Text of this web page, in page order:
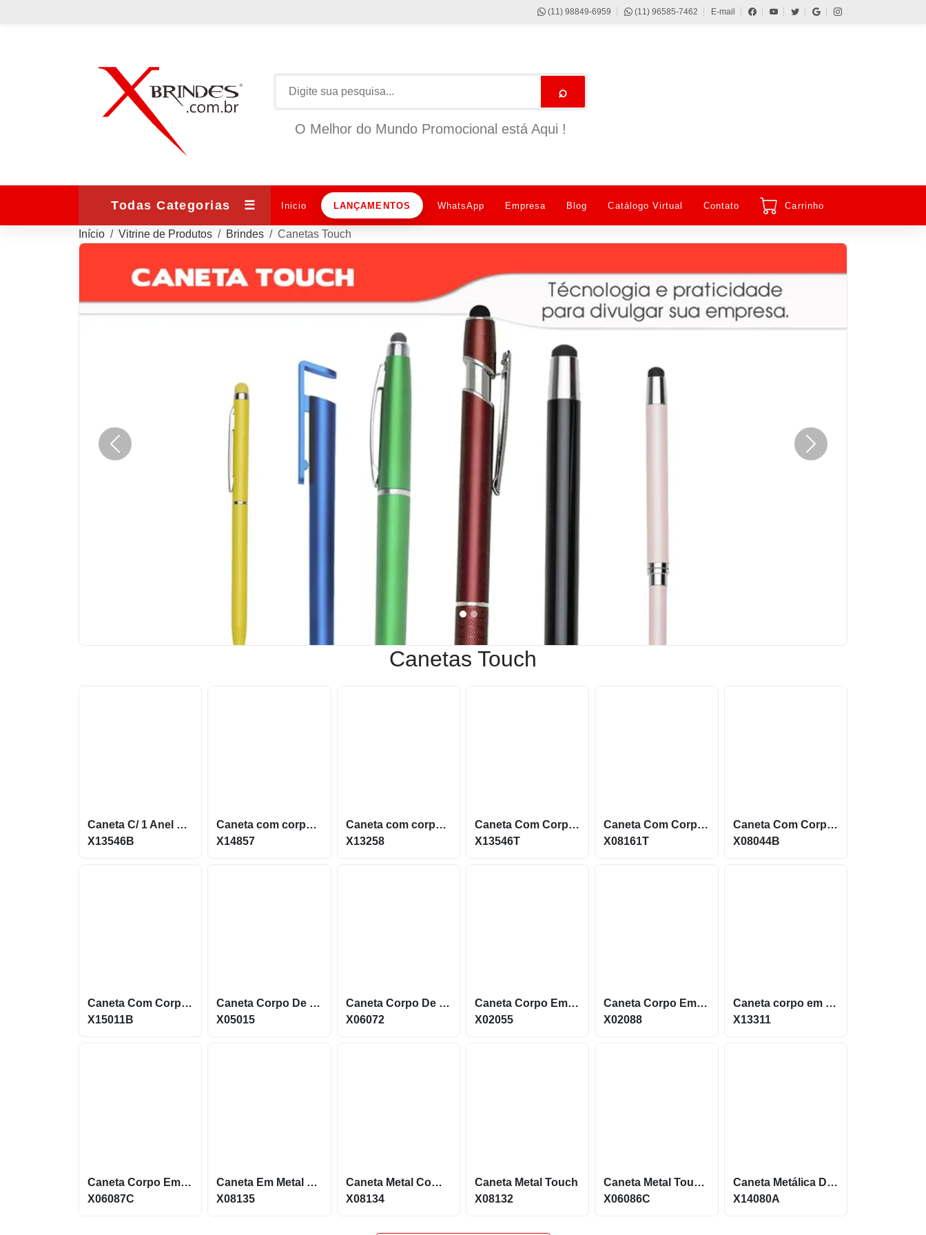
(11) 98849-6959 (11) 96585-7462 E-mail
⌕
O Melhor do Mundo Promocional está Aqui !
Todas Categorias ☰ Inicio LANÇAMENTOS WhatsApp Empresa Blog Catálogo Virtual Contato Carrinho
Início Vitrine de Produtos Brindes Canetas Touch
Anterior Próximo
Canetas Touch
Caneta C/ 1 Anel E Ponta Touch (Mult. De 100)
X13546B
Caneta com corpo de Metal e Ponteira Touch acionamento por clique X14857
X14857
Caneta com corpo de Metal e Ponteira Touch X13258
X13258
Caneta Com Corpo Metal E Ponteira Touch Screen X13546T
X13546T
Caneta Com Corpo Metálico E Ponteira Touch Acionamento Por Clique X08161T
X08161T
Caneta Com Corpo Metálico E Ponteira Touch X08044B
X08044B
Caneta Com Corpo Metálico, Acabamento Em Bambu E Ponteira Touch X15011B
X15011B
Caneta Corpo De Metal Com Ponteira Touch E Acionamento Por Clique X05015
X05015
Caneta Corpo De Metal Com Ponteira Touch E Acionamento Por Rotação X06072
X06072
Caneta Corpo Em Metal Com Carga Azul E Ponteira Touch X02055
X02055
Caneta Corpo Em Metal Com Ponteira Touch E Acionamento Por Clique X02088
X02088
Caneta corpo em Metal com Ponteira Touch Screen X13311
X13311
Caneta Corpo Em Metal E Com Ponta Acionador Touch X06087C
X06087C
Caneta Em Metal Com Ponteira Touch E Dispositivo Antiestresse X08135
X08135
Caneta Metal Com Touch E Dispositivo Antiestresse X08134
X08134
Caneta Metal Touch
X08132
Caneta Metal Touch Com Carga Azul E Grips De Borracha X06086B
X06086C
Caneta Metálica Design Atual Com Touch Screen X14080A
X14080A